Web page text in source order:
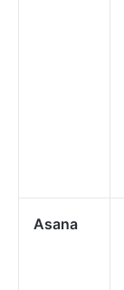
Asana